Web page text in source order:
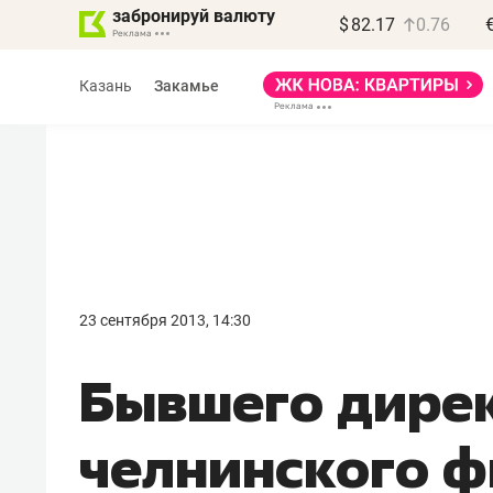
забронируй валюту $ 82.17 0.76
Казань Закамье
23 сентября 2013, 14:30
Бывшего
челнинского
правил, бизнес может
потерять минимум